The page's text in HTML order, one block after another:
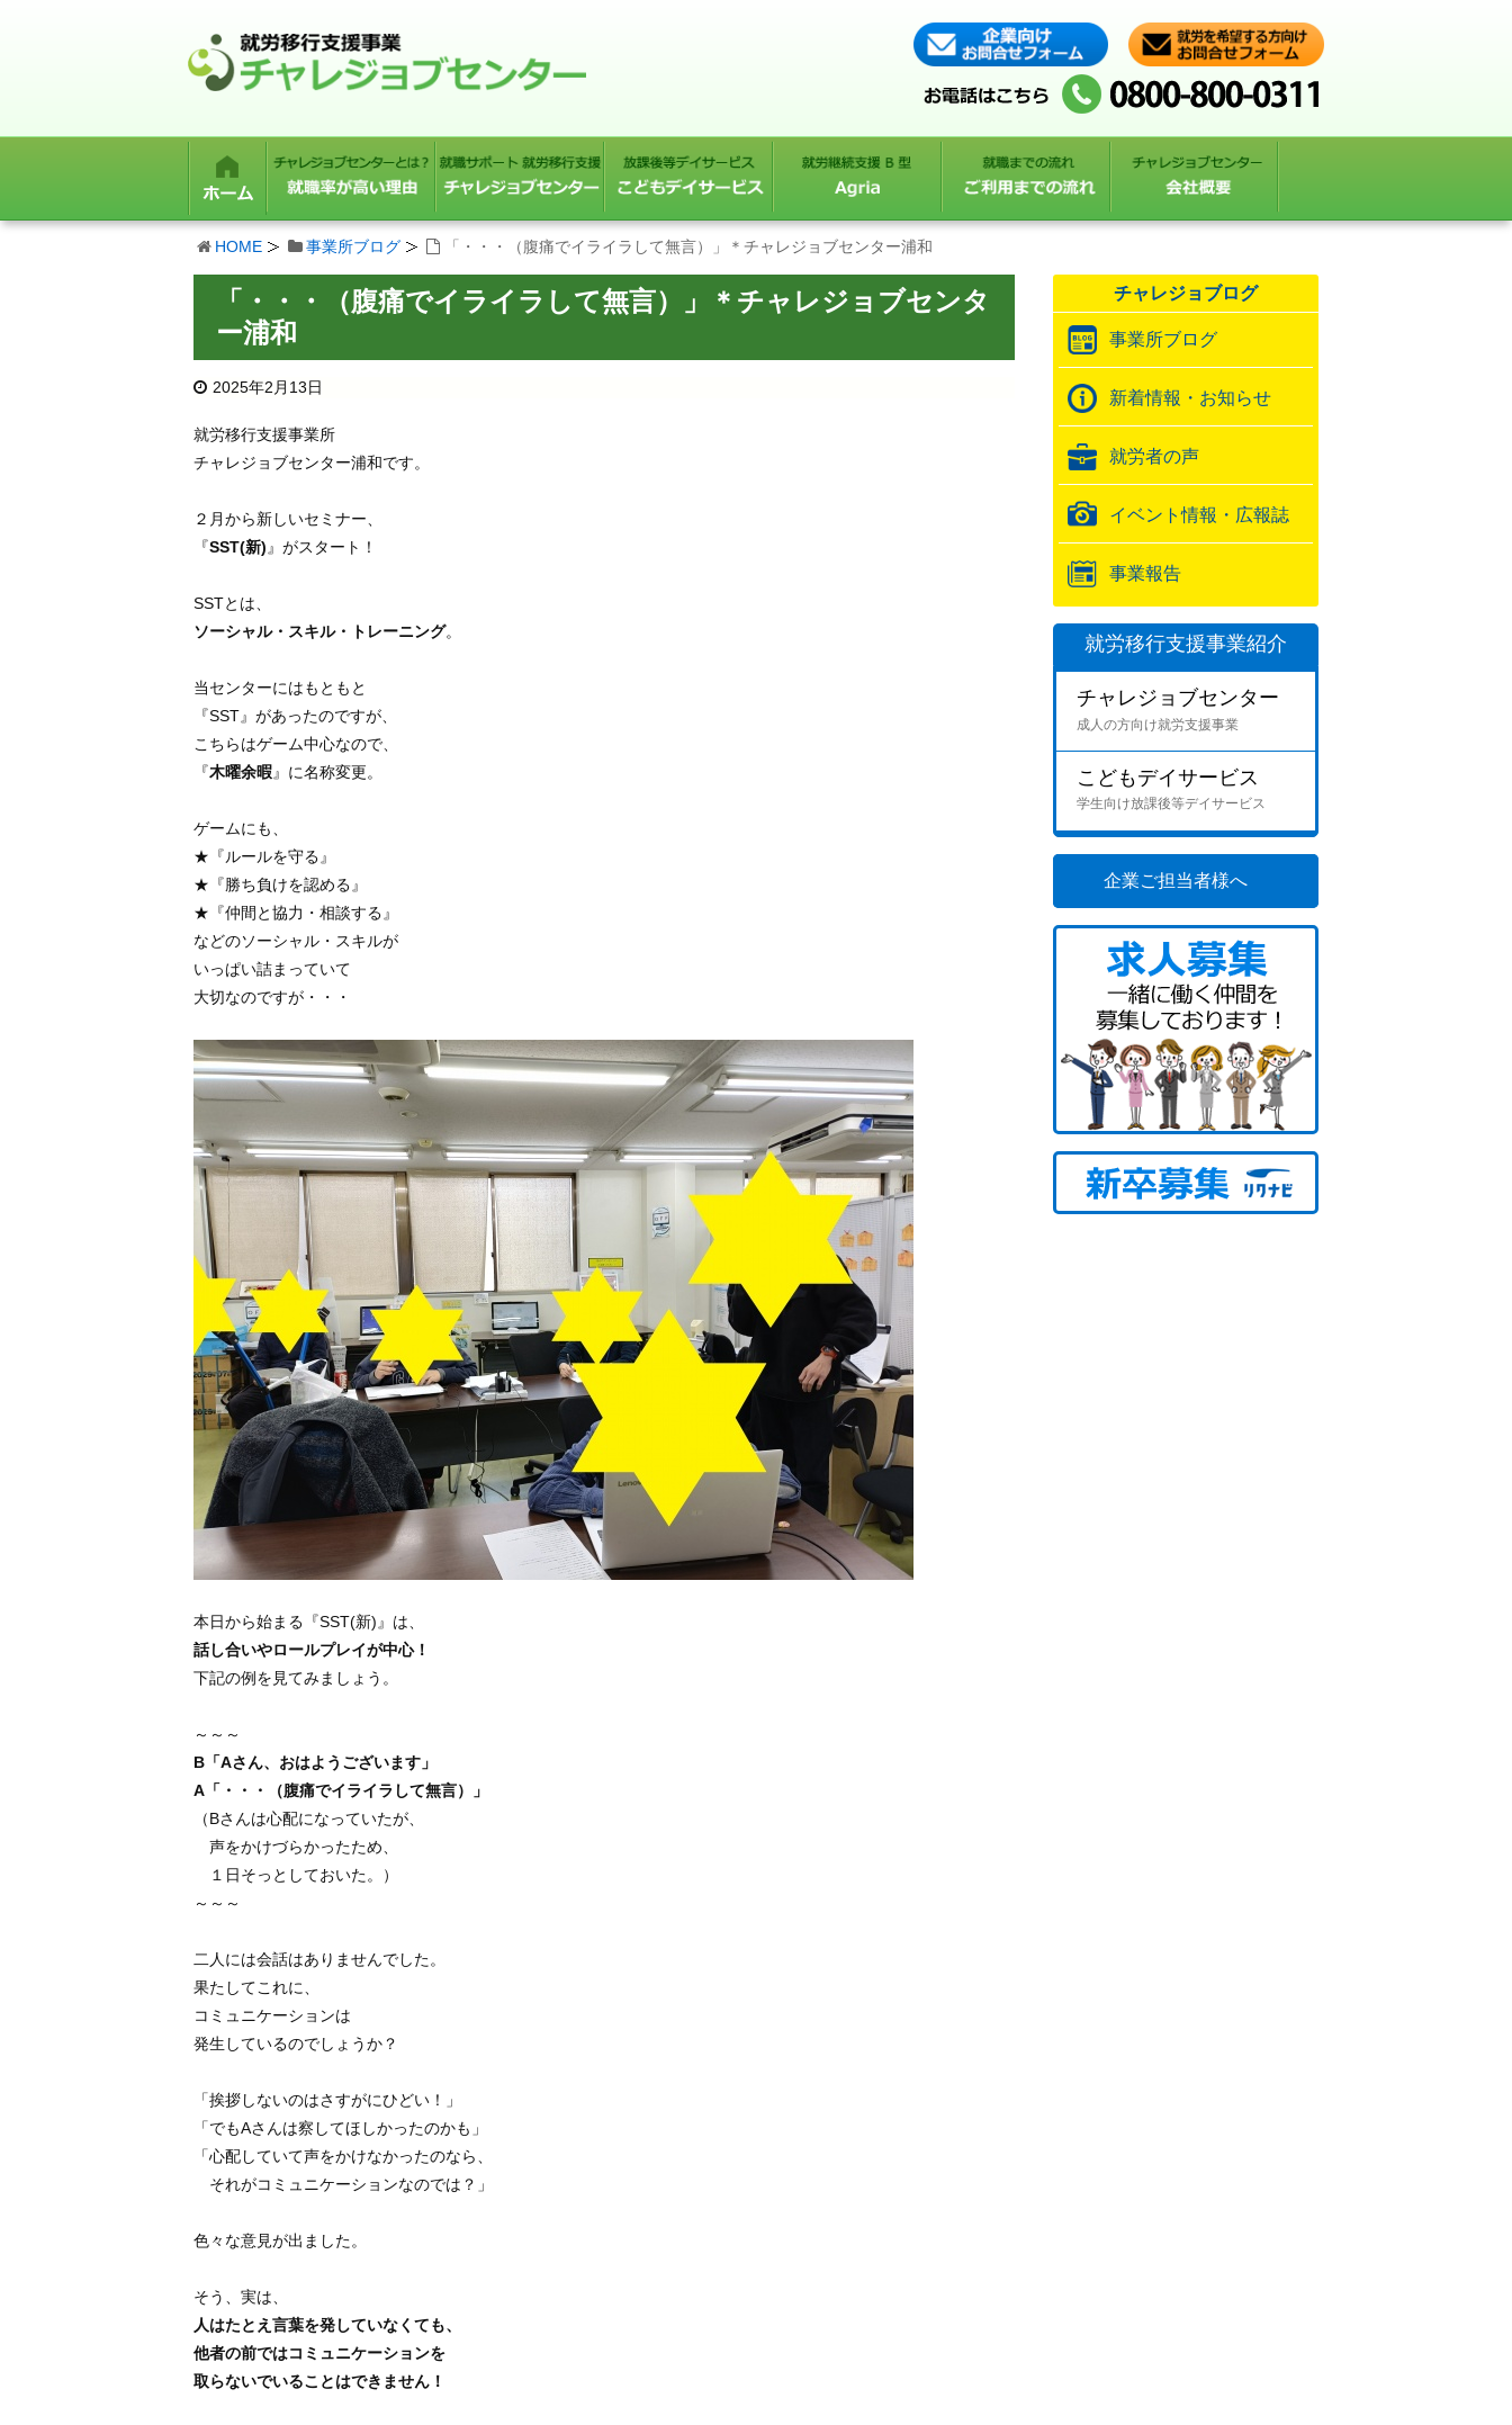
HOME 事業所ブログ 「・・・（腹痛でイライラして無言）」＊チャレジョブセンター浦和
「・・・（腹痛でイライラして無言）」＊チャレジョブセンタ
ー浦和
2025年2月13日
就労移行支援事業所
チャレジョブセンター浦和です。
２月から新しいセミナー、
『SST(新) 』がスタート！
SSTとは、
ソーシャル・スキル・トレーニング。
当センターにはもともと
『SST』があったのですが、
こちらはゲーム中心なので、
『木曜余暇』に名称変更。
ゲームにも、
★『ルールを守る』
★『勝ち負けを認める』
★『仲間と協力・相談する』
などのソーシャル・スキルが
いっぱい詰まっていて
大切なのですが・・・
本日から始まる『SST(新)』は、
話し合いやロールプレイが中心！
下記の例を見てみましょう。
～～～
B「Aさん、おはようございます」
A「・・・（腹痛でイライラして無言）」
（Bさんは心配になっていたが、
声をかけづらかったため、
１日そっとしておいた。）
～～～
二人には会話はありませんでした。
果たしてこれに、
コミュニケーションは
発生しているのでしょうか？
「挨拶しないのはさすがにひどい！」
「でもAさんは察してほしかったのかも」
「心配していて声をかけなかったのなら、
それがコミュニケーションなのでは？」
色々な意見が出ました。
そう、実は、
人はたとえ言葉を発していなくても、
他者の前ではコミュニケーションを
取らないでいることはできません！
チャレジョブログ
事業所ブログ
新着情報・お知らせ
就労者の声
イベント情報・広報誌
事業報告
就労移行支援事業紹介
チャレジョブセンター
成人の方向け就労支援事業
こどもデイサービス
学生向け放課後等デイサービス
企業ご担当者様へ